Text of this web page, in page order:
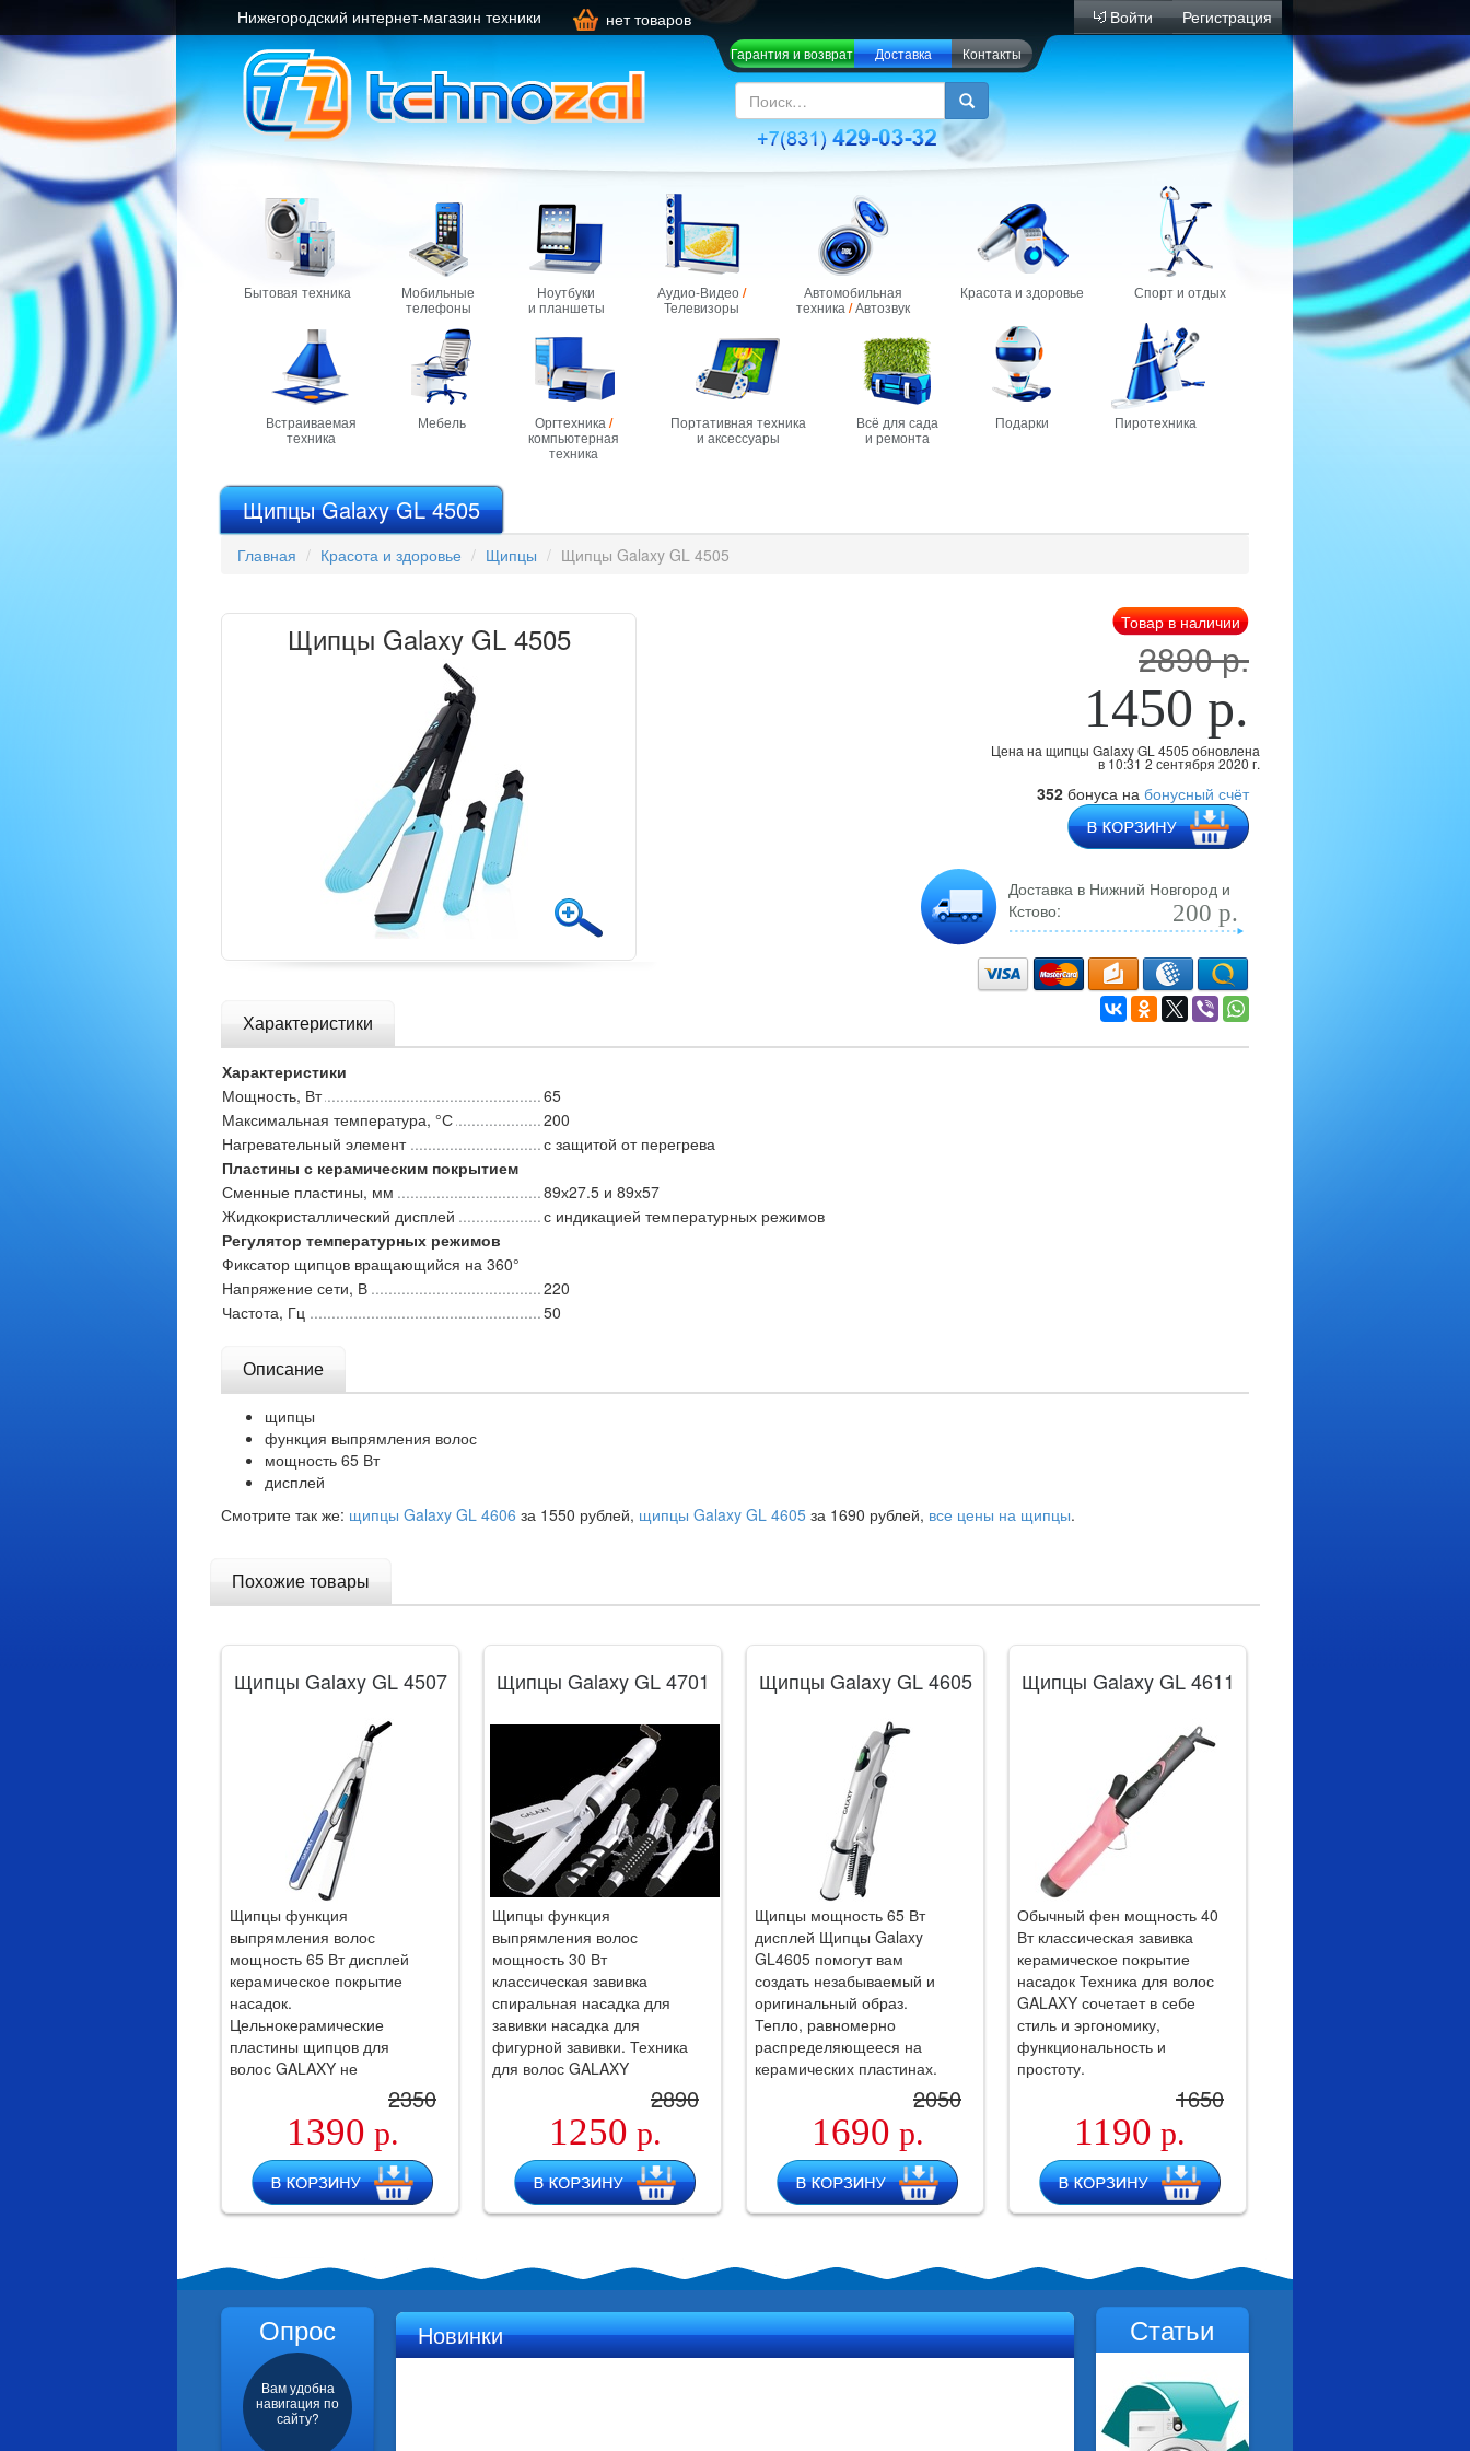
Нижегородский интернет-магазин техники нет товаров
Гарантия и возврат Доставка Контакты
Войти Регистрация
Бытовая техника
Мобильные
телефоны
Ноутбуки
и планшеты
Аудио-Видео/
Телевизоры
Автомобильная
техника /Автозвук
Красота и здоровье Спорт и отдых
Встраиваемая
техника
Мебель Оргтехника /
компьютерная
техника
Портативная техника
и аксессуары
Всё для сада
и ремонта
Подарки Пиротехника
Щипцы Galaxy GL 4505
Главная Красота и здоровье Щипцы Щипцы Galaxy GL 4505
Щипцы Galaxy GL 4505 Товар в наличии
2890 р.
1450 р.
Цена на щипцы Galaxy GL 4505 обновлена
в 10:31 2 сентября 2020 г.
352 бонуса на бонусный счёт
Доставка в Нижний Новгород и
Кстово:
200 р.
Характеристики
Характеристики
Мощность, Вт
65
Максимальная температура, °С
200
Нагревательный элемент
с защитой от перегрева
Пластины с керамическим покрытием
Сменные пластины, мм
89х27.5 и 89х57
Жидкокристаллический дисплей
с индикацией температурных режимов
Регулятор температурных режимов
Фиксатор щипцов вращающийся на 360°
Напряжение сети, В
220
Частота, Гц
50
Описание
щипцы
функция выпрямления волос
мощность 65 Вт
дисплей
Смотрите так же: щипцы Galaxy GL 4606 за 1550 рублей, щипцы Galaxy GL 4605 за 1690 рублей, все цены на щипцы.
Похожие товары
Щипцы Galaxy GL 4507
Щипцы функция
выпрямления волос
мощность 65 Вт дисплей
керамическое покрытие
насадок.
Цельнокерамические
пластины щипцов для
волос GALAXY не
повреждают структуру2350
1390 р.
Щипцы Galaxy GL 4701
Щипцы функция
выпрямления волос
мощность 30 Вт
классическая завивка
спиральная насадка для
завивки насадка для
фигурной завивки. Техника
для волос GALAXY
2890
1250 р.
Щипцы Galaxy GL 4605
Щипцы мощность 65 Вт
дисплей Щипцы Galaxy
GL4605 помогут вам
создать незабываемый и
оригинальный образ.
Тепло, равномерно
распределяющееся на
керамических пластинах.
2050
1690 р.
Щипцы Galaxy GL 4611
Обычный фен мощность 40
Вт классическая завивка
керамическое покрытие
насадок Техника для волос
GALAXY сочетает в себе
стиль и эргономику,
функциональность и
простоту.
1650
1190 р.
Опрос
Вам удобна
навигация по
сайту?
Новинки Статьи